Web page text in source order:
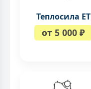
Теплосила ЕТ
от 5 000 ₽